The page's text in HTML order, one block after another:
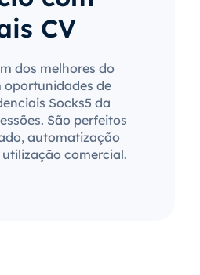
CV
dos melhores do
oportunidades de
Socks5 da
São perfeitos
automatização
comercial.